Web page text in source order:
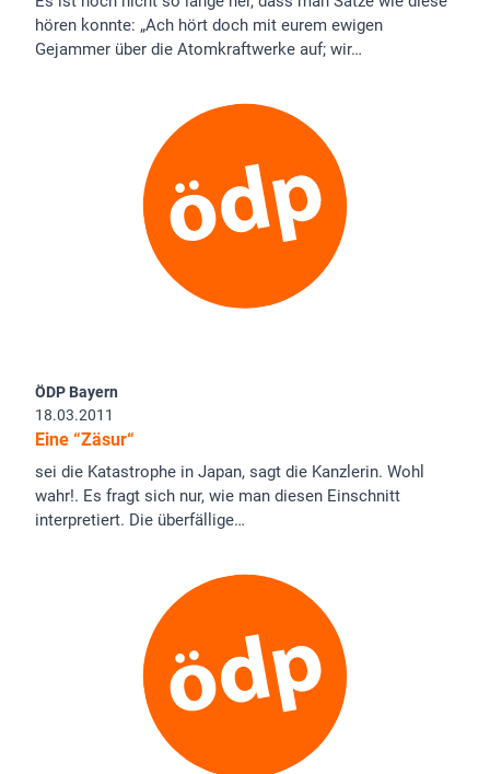
hören konnte: „Ach hört doch mit eurem ewigen
Gejammer über die Atomkraftwerke auf; wir…
ÖDP Bayern
18.03.2011
Eine “Zäsur“
sei die Katastrophe in Japan, sagt die Kanzlerin. Wohl
wahr!. Es fragt sich nur, wie man diesen Einschnitt
interpretiert. Die überfällige…